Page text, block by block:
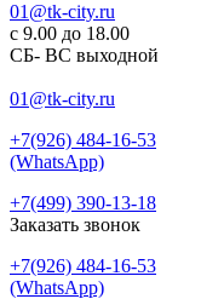
01@tk-city.ru
c 9.00 до 18.00
СБ- ВС выходной
01@tk-city.ru
+7(926) 484-16-53
(WhatsApp)
+7(499) 390-13-18
Заказать звонок
+7(926) 484-16-53
(WhatsApp)